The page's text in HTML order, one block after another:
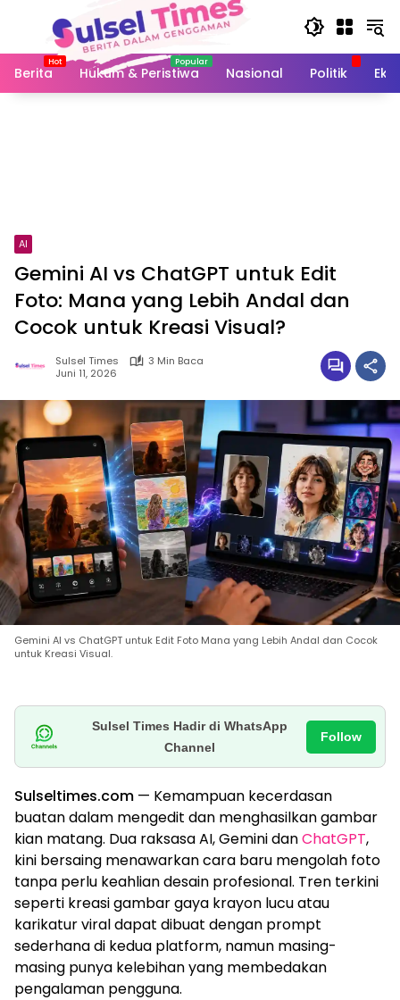
Berita
Hukum & Peristiwa Nasional Politik
AI
Gemini AI vs ChatGPT untuk Edit
Foto: Mana yang Lebih Andal dan
Cocok untuk Kreasi Visual?
Sulsel Times
3 Min Baca
Juni 11, 2026
Gemini AI vs ChatGPT untuk Edit Foto Mana yang Lebih Andal dan Cocok
untuk Kreasi Visual.
Sulsel Times Hadir di WhatsApp
Channel
Follow
Sulseltimes.com — Kemampuan kecerdasan
buatan dalam mengedit dan menghasilkan gambar
kian matang. Dua raksasa AI, Gemini danChatGPT,
kini bersaing menawarkan cara baru mengolah foto
tanpa perlu keahlian desain profesional. Tren terkini
seperti kreasi gambar gaya krayon lucu atau
karikatur viral dapat dibuat dengan prompt
sederhana di kedua platform, namun masing-
masing punya kelebihan yang membedakan
pengalaman pengguna.